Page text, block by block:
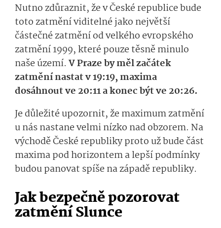
Nutno zdůraznit, že v České republice bude
toto zatmění viditelné jako největší
částečné zatmění od velkého evropského
zatmění 1999, které pouze těsně minulo
naše území. V Praze by měl začátek
zatmění nastat v 19:19, maxima
dosáhnout ve 20:11 a konec být ve 20:26.
Je důležité upozornit, že maximum zatmění
u nás nastane velmi nízko nad obzorem. Na
východě České republiky proto už bude část
maxima pod horizontem a lepší podmínky
budou panovat spíše na západě republiky.
Jak bezpečně pozorovat
zatmění Slunce